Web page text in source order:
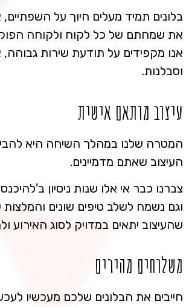
בלונים תמיד מעלים חיוך על
את שמחתם של כל לקוח ולקוחה
אנו מקפידים על תודעת שירות גבוהה,
וסבלנות.
עיצוב מותאם אישית
המטרה שלנו במהלך השיחה היא
העיצוב שאתם מדמיינים.
צברנו כבר אי אלו שנות ניסיון
וגם נשמח לשלב טיפים שונים והמלצות
שהעיצוב יתאים במדויק לסוג האירוע
משלוחים מהירים
חייבים את הבלונים שלכם מעכשיו